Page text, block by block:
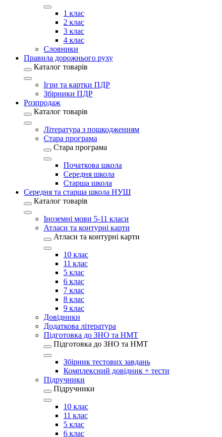
1 клас
2 клас
3 клас
4 клас
Словники
Правила дорожнього руху
Каталог товарів
Ігри та картки ПДР
Збірники ПДР
Розпродаж
Каталог товарів
Література з пошкодженням
Стара програма
Стара програма
Початкова школа
Середня школа
Старша школа
Середня та старша школа НУШ
Каталог товарів
Іноземні мови 5-11 класи
Атласи та контурні карти
Атласи та контурні карти
10 клас
11 клас
5 клас
6 клас
7 клас
8 клас
9 клас
Довідники
Додаткова література
Підготовка до ЗНО та НМТ
Підготовка до ЗНО та НМТ
Збірник тестових завдань
Комплексний довідник + тести
Підручники
Підручники
10 клас
11 клас
5 клас
6 клас